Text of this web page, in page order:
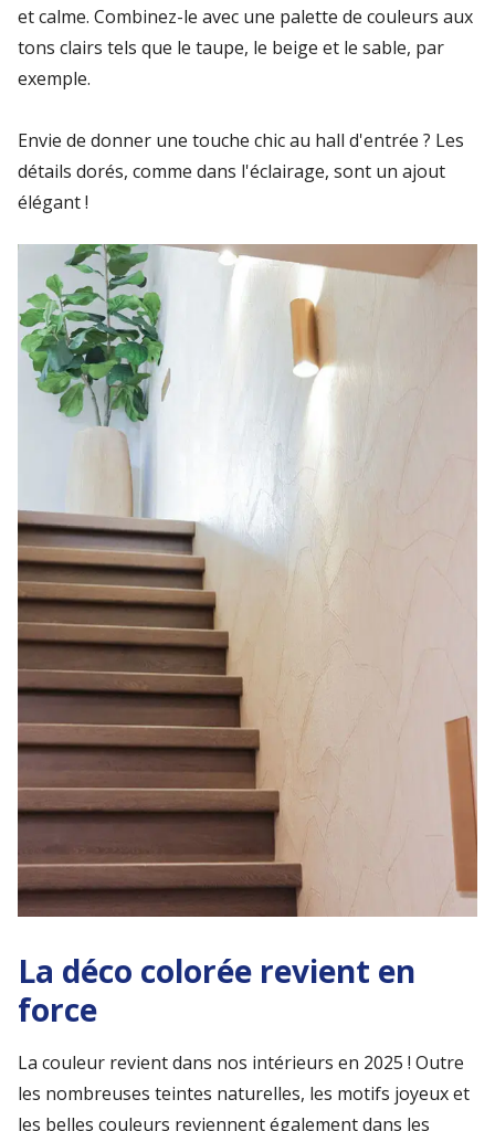
et calme. Combinez-le avec une palette de couleurs aux
tons clairs tels que le taupe, le beige et le sable, par
exemple.
Envie de donner une touche chic au hall d'entrée ? Les
détails dorés, comme dans l'éclairage, sont un ajout
élégant !
La déco colorée revient en
force
La couleur revient dans nos intérieurs en 2025 ! Outre
les nombreuses teintes naturelles, les motifs joyeux et
les belles couleurs reviennent également dans les